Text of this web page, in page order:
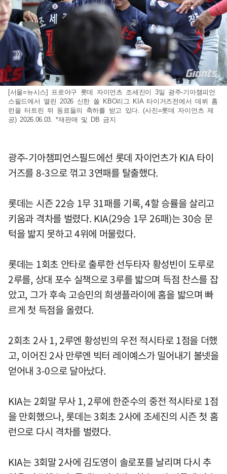
[서울=뉴시스] 프로야구 롯데 자이언츠 조세진이 3일 광주-기아챔피언
스필드에서 열린 2026 신한 쏠 KBO리그 KIA 타이거즈전에서 데뷔 홈
런을 터트린 뒤 동료들의 축하를 받고 있다. (사진=롯데 자이언츠 제
공) 2026.06.03. *재판매 및 DB 금지
광주-기아챔피언스필드에선 롯데 자이언츠가 KIA 타이
거즈를 8-3으로 꺾고 3연패를 탈출했다.
롯데는 시즌 22승 1무 31패를 기록, 4할 승률을 살리고
키움과 격차를 벌렸다. KIA(29승 1무 26패)는 30승 문
턱을 밟지 못하고 4위에 머물렀다.
롯데는 1회초 안타로 출루한 선두타자 황성빈이 도루로
2루를, 상대 포수 실책으로 3루를 밟으며 득점 찬스를 잡
았고, 그가 후속 고승민의 희생플라이에 홈을 밟으며 빠
르게 첫 득점을 올렸다.
2회초 2사 1, 2루엔 황성빈의 우전 적시타로 1점을 더했
고, 이어진 2사 만루엔 빅터 레이예스가 밀어내기 볼넷을
얻어내 3-0으로 달아났다.
KIA는 2회말 무사 1, 2루에 한준수의 중전 적시타로 1점
을 만회했으나, 롯데는 3회초 2사에 조세진의 시즌 첫 홈
런으로 다시 격차를 벌렸다.
KIA는 3회말 2사에 김도영이 솔로포를 날리며 다시 추